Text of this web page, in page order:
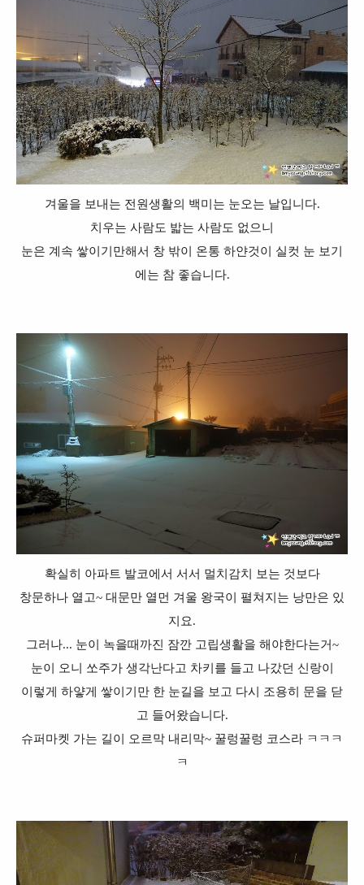
겨울을 보내는 전원생활의 백미는 눈오는 날입니다.
치우는 사람도 밟는 사람도 없으니
눈은 계속 쌓이기만해서 창 밖이 온통 하얀것이 실컷 눈 보기
에는 참 좋습니다.
확실히 아파트 발코에서 서서 멀치감치 보는 것보다
창문하나 열고~ 대문만 열먼 겨울 왕국이 펼쳐지는 낭만은 있
지요.
그러나... 눈이 녹을때까진 잠깐 고립생활을 해야한다는거~
눈이 오니 쏘주가 생각난다고 차키를 들고 나갔던 신랑이
이렇게 하얗게 쌓이기만 한 눈길을 보고 다시 조용히 문을 닫
고 들어왔습니다.
슈퍼마켓 가는 길이 오르막 내리막~ 꿀렁꿀렁 코스라 ㅋㅋㅋ
ㅋ